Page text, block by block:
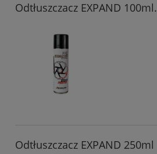
Odtłuszczacz EXPAND 100ml.
Odtłuszczacz EXPAND 250ml